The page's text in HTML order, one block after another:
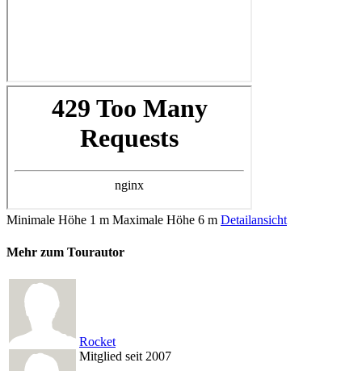
Minimale Höhe 1 m Maximale Höhe 6 m Detailansicht
Mehr zum Tourautor
Rocket
Mitglied seit 2007